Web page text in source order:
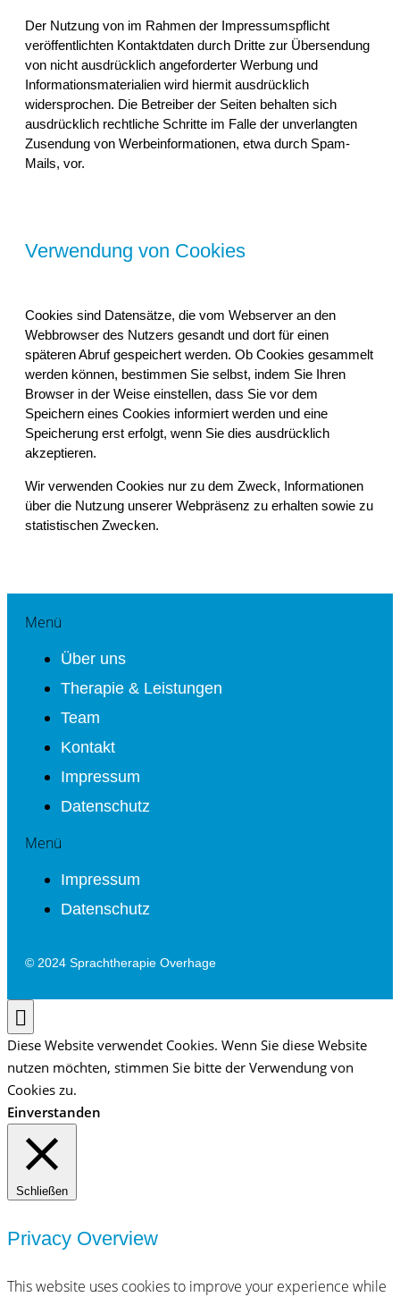
Der Nutzung von im Rahmen der Impressumspflicht
veröffentlichten Kontaktdaten durch Dritte zur Übersendung
von nicht ausdrücklich angeforderter Werbung und
Informationsmaterialien wird hiermit ausdrücklich
widersprochen. Die Betreiber der Seiten behalten sich
ausdrücklich rechtliche Schritte im Falle der unverlangten
Zusendung von Werbeinformationen, etwa durch Spam-
Mails, vor.
Verwendung von Cookies
Cookies sind Datensätze, die vom Webserver an den
Webbrowser des Nutzers gesandt und dort für einen
späteren Abruf gespeichert werden. Ob Cookies gesammelt
werden können, bestimmen Sie selbst, indem Sie Ihren
Browser in der Weise einstellen, dass Sie vor dem
Speichern eines Cookies informiert werden und eine
Speicherung erst erfolgt, wenn Sie dies ausdrücklich
akzeptieren.
Wir verwenden Cookies nur zu dem Zweck, Informationen
über die Nutzung unserer Webpräsenz zu erhalten sowie zu
statistischen Zwecken.
Menü
Über uns
Therapie & Leistungen
Team
Kontakt
Impressum
Datenschutz
Menü
Impressum
Datenschutz
© 2024 Sprachtherapie Overhage
Diese Website verwendet Cookies. Wenn Sie diese Website
nutzen möchten, stimmen Sie bitte der Verwendung von
Cookies zu.
Einverstanden
Schließen
Privacy Overview
This website uses cookies to improve your experience while